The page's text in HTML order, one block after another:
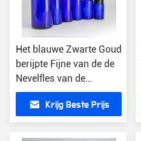
Het blauwe Zwarte Goud
berijpte Fijne van de de
Nevelfles van de
Glasmist het
Kobaltetherische olie 4
de Ronde van Oz Boston
Krijg Beste Prijs